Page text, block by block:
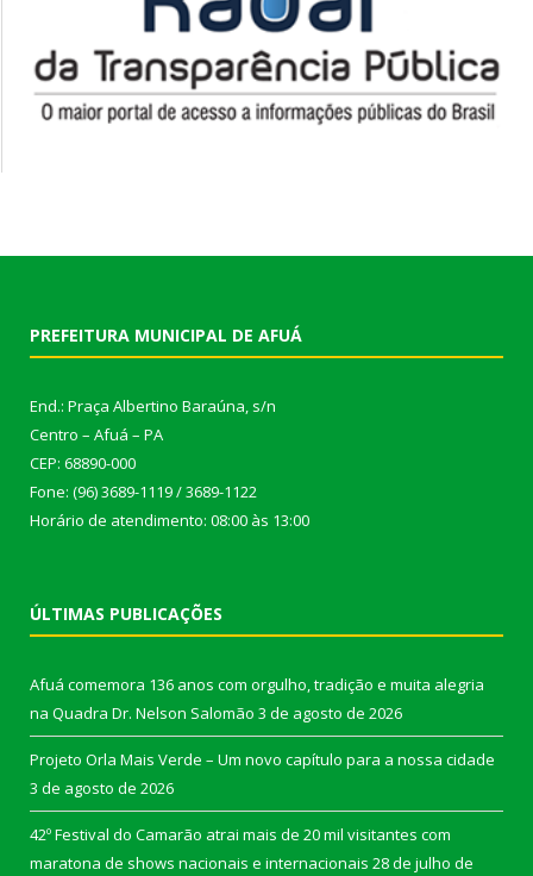
PREFEITURA MUNICIPAL DE AFUÁ
End.: Praça Albertino Baraúna, s/n
Centro – Afuá – PA
CEP: 68890-000
Fone: (96) 3689-1119 / 3689-1122
Horário de atendimento: 08:00 às 13:00
ÚLTIMAS PUBLICAÇÕES
Afuá comemora 136 anos com orgulho, tradição e muita alegria
na Quadra Dr. Nelson Salomão 3 de agosto de 2026
Projeto Orla Mais Verde – Um novo capítulo para a nossa cidade
3 de agosto de 2026
42º Festival do Camarão atrai mais de 20 mil visitantes com
maratona de shows nacionais e internacionais 28 de julho de